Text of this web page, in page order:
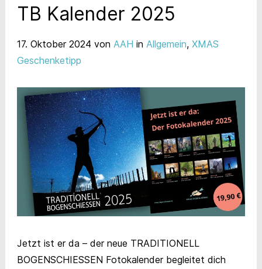
TB Kalender 2025
17. Oktober 2024 von AAH in Allgemein, XMAS
Geschenketipp
Jetzt ist er da – der neue TRADITIONELL
BOGENSCHIESSEN Fotokalender begleitet dich